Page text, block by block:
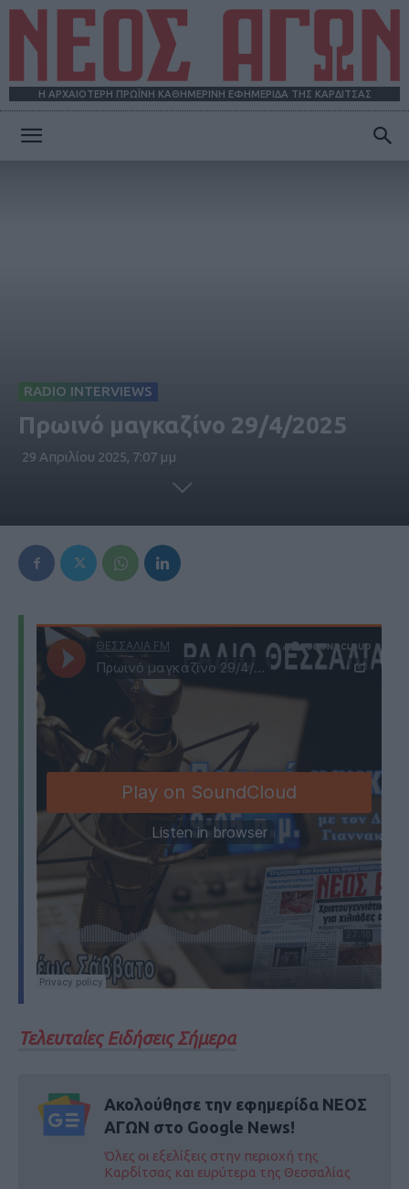
Η ΑΡΧΑΙΟΤΕΡΗ ΠΡΩΪΝΗ ΚΑΘΗΜΕΡΙΝΗ ΕΦΗΜΕΡΙΔΑ ΤΗΣ ΚΑΡΔΙΤΣΑΣ
RADIO INTERVIEWS
Πρωινό μαγκαζίνο 29/4/2025
29 Απριλίου 2025, 7:07 μμ
Τελευταίες Ειδήσεις Σήμερα
Ακολούθησε την εφημερίδα ΝΕΟΣ
ΑΓΩΝ στο Google News!
Όλες οι εξελίξεις στην περιοχή της
Καρδίτσας και ευρύτερα της Θεσσαλίας